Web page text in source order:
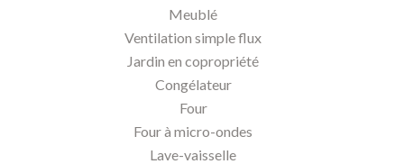
Meublé
Ventilation simple flux
Jardin en copropriété
Congélateur
Four
Four à micro-ondes
Lave-vaisselle